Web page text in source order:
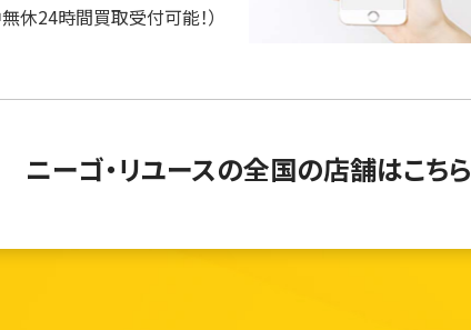
休24時間買取受付可能！）
ニーゴ・リユースの全国の店舗はこちら